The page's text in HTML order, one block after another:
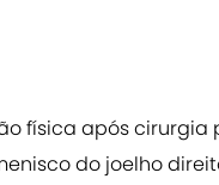
física após cirurgia
do joelho